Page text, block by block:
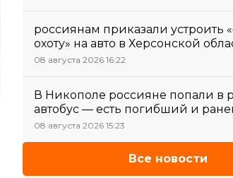
россиянам приказали устроить
охоту» на авто в Херсонской
08 августа 2026 16:22
В Никополе россияне попали в
автобус — есть погибший и
08 августа 2026 15:23
Все новости